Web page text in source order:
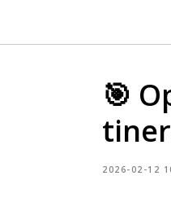
🎯
2026-02-12